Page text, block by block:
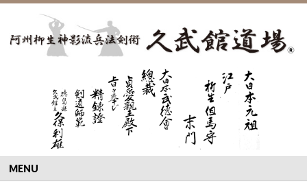
MENU